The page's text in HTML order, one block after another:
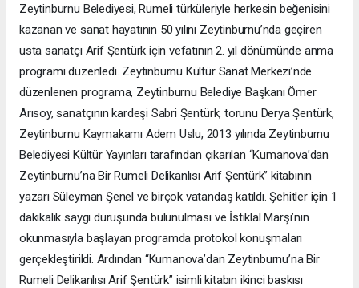
Zeytinburnu Belediyesi, Rumeli türküleriyle herkesin beğenisini
kazanan ve sanat hayatının 50 yılını Zeytinburnu’nda geçiren
usta sanatçı Arif Şentürk için vefatının 2. yıl dönümünde anma
programı düzenledi. Zeytinburnu Kültür Sanat Merkezi’nde
düzenlenen programa, Zeytinburnu Belediye Başkanı Ömer
Arısoy, sanatçının kardeşi Sabri Şentürk, torunu Derya Şentürk,
Zeytinburnu Kaymakamı Adem Uslu, 2013 yılında Zeytinburnu
Belediyesi Kültür Yayınları tarafından çıkarılan “Kumanova’dan
Zeytinburnu’na Bir Rumeli Delikanlısı Arif Şentürk” kitabının
yazarı Süleyman Şenel ve birçok vatandaş katıldı. Şehitler için 1
dakikalık saygı duruşunda bulunulması ve İstiklal Marşı’nın
okunmasıyla başlayan programda protokol konuşmaları
gerçekleştirildi. Ardından “Kumanova’dan Zeytinburnu’na Bir
Rumeli Delikanlısı Arif Şentürk” isimli kitabın ikinci baskısı